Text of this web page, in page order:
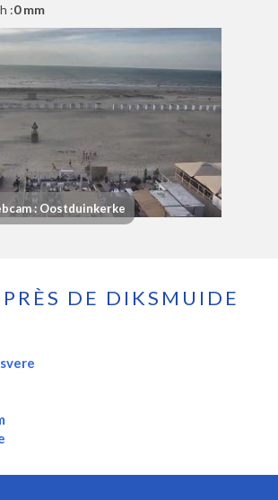
:0 mm
: Oostduinkerke
DE DIKSMUIDE